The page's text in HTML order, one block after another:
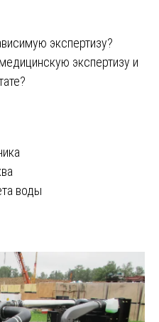
экспертизу?
экспертизу и
воды